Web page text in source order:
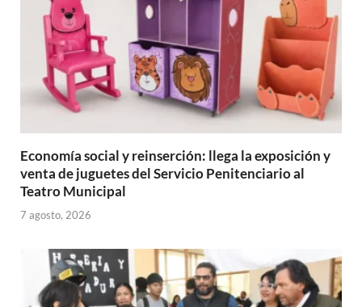
Economía social y reinserción: llega la exposición y
venta de juguetes del Servicio Penitenciario al
Teatro Municipal
7 agosto, 2026